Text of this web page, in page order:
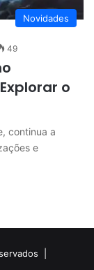
Novidades
49
o
continua a
e
|